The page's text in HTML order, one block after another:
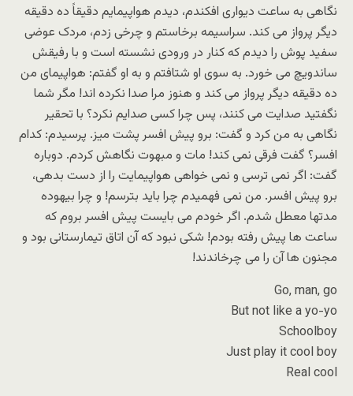
نگاهی به ساعت دیواری افکندم، دیدم هواپیمایم دقیقاً ده دقیقه
دیگر پرواز می کند. سراسیمه برخاستم و چرخی زدم، مردک عوضی
سفید پوش را دیدم که کنار در ورودی نشسته است و با رفیقش
ساندویچ می خورد. به سوی او شتافتم و به او گفتم: هواپیمای من
ده دقیقه دیگر پرواز می کند و هنوز مرا صدا نکرده اند! مگر شما
نگفتید صدایت می کنند، پس چرا کسی صدایم نکرد؟ با تحقیر
نگاهی به من کرد و گفت: برو پیش افسر پشت میز. پرسیدم: کدام
افسر؟ گفت فرقی نمی کند! مات و مبهوت نگاهش کردم. دوباره
گفت: اگر نمی ترسی و نمی خواهی هواپیمایت را از دست بدهی،
برو پیش افسر. من نمی فهمیدم چرا باید بترسم! و چرا بیهوده
مدتها معطل شدم. اگر خودم می بایست پیش افسر بروم که
ساعت ها پیش رفته بودم! شکی نبود که آن اتاق تیمارستانی بود و
مجنون ها آن را می چرخاندند!
Go, man, go
But not like a yo-yo
Schoolboy
Just play it cool boy
Real cool